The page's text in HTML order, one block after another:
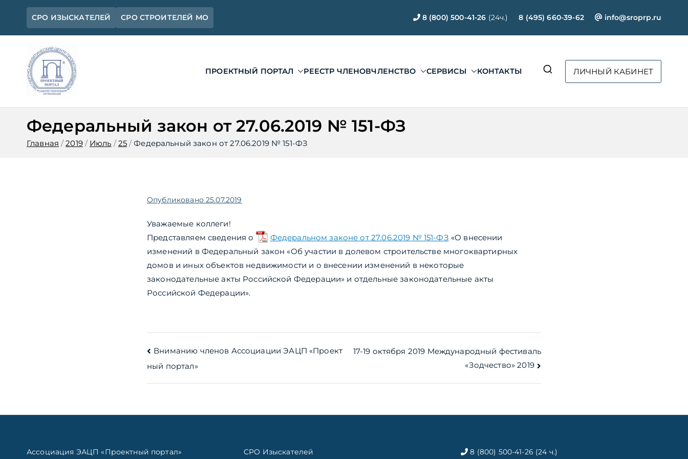
Перейти
содержимому
СРО ИЗЫСКАТЕЛЕЙ СРО СТРОИТЕЛЕЙ МО 8 (800) 500-41-26 (24ч.)8 (495) 660-39-62 info@sroprp.ru
ПРОЕКТНЫЙ ПОРТАЛ РЕЕСТР ЧЛЕНОВЧЛЕНСТВО СЕРВИСЫ КОНТАКТЫ ЛИЧНЫЙ КАБИНЕТ
Федеральный закон от 27.06.2019 № 151-ФЗ
Главная 2019 Июль 25 Федеральный закон от 27.06.2019 № 151-ФЗ
Опубликовано 25.07.2019
Уважаемые коллеги!
Представляем сведения о
Федеральном законе от 27.06.2019 № 151-ФЗ «О внесении
изменений в Федеральный закон «Об участии в долевом строительстве многоквартирных
домов и иных объектов недвижимости и о внесении изменений в некоторые
законодательные акты Российской Федерации» и отдельные законодательные акты
Российской Федерации».
Навигация
по
Вниманию членов Ассоциации ЭАЦП «Проект
ный портал»
17-19 октября 2019 Международный фестиваль
«Зодчество» 2019
Ассоциация ЭАЦП «Проектный портал» СРО Изыскателей 8 (800) 500-41-26 (24 ч.)